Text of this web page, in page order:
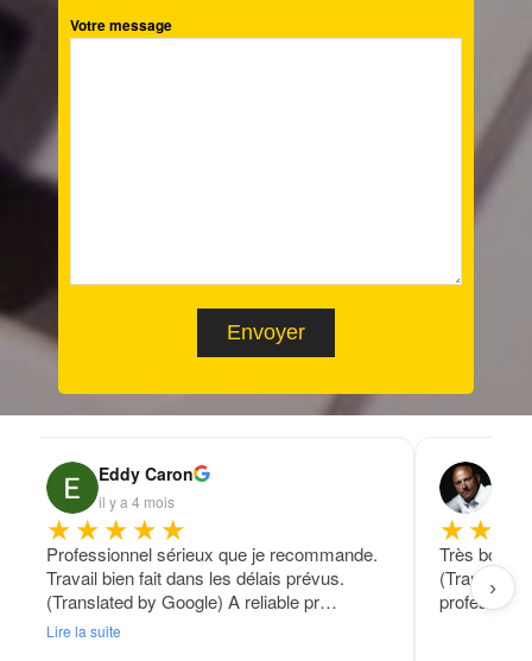
Votre message
Eddy Caron
il y a 4 mois
★★★★★
Professionnel sérieux que je recommande.
Travail bien fait dans les délais prévus.
(Translated by Google) A reliable pr…
Lire la suite
Très bon
›